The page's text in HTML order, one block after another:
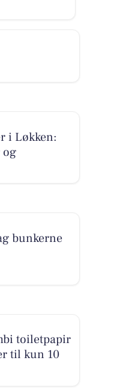
i Løkken:
og
bunkerne
toiletpapir
til kun 10